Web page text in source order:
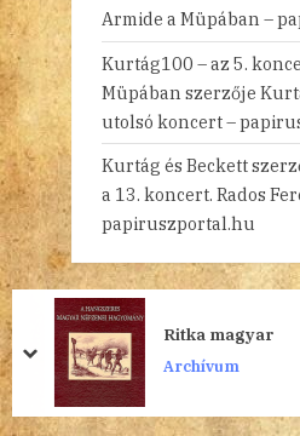
Armide a Müpában –
Kurtág100 – az 5.
Müpában szerzője
utolsó koncert –
Kurtág és Beckett
a 13. koncert. Rados
papiruszportal.hu
Ritka magyar
Archívum
prev
next